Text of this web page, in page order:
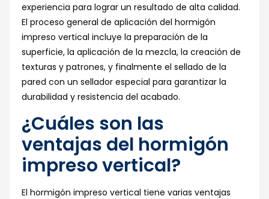
experiencia para lograr un resultado de alta calidad.
El proceso general de aplicación del hormigón
impreso vertical incluye la preparación de la
superficie, la aplicación de la mezcla, la creación de
texturas y patrones, y finalmente el sellado de la
pared con un sellador especial para garantizar la
durabilidad y resistencia del acabado.
¿Cuáles son las
ventajas del hormigón
impreso vertical?
El hormigón impreso vertical tiene varias ventajas